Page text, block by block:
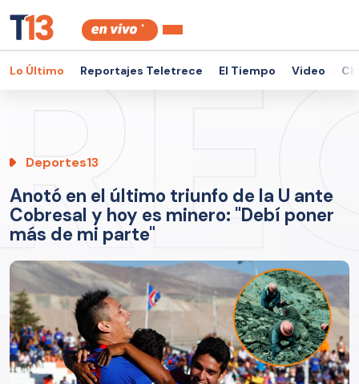
Lo Último Reportajes Teletrece El Tiempo Video
Deportes13
Anotó en el último triunfo de la U ante
Cobresal y hoy es minero: "Debí poner
más de mi parte"